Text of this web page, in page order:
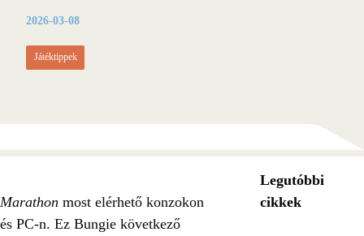
2026-03-08
Játéktippek
Marathon most elérhető konzokon
és PC-n. Ez Bungie következő
Legutóbbi
cikkek